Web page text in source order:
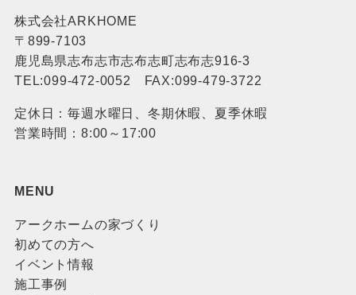
株式会社ARKHOME
〒899-7103
鹿児島県志布志市志布志町志布志916-3
TEL:099-472-0052 FAX:099-479-3722
定休日：毎週水曜日、冬期休暇、夏季休暇
営業時間：8:00～17:00
MENU
アークホームの家づくり
初めての方へ
イベント情報
施工事例